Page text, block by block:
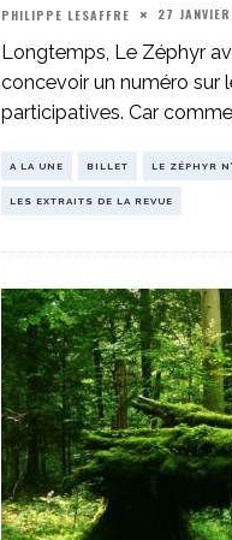
PHILIPPE LESAFFRE 27
Longtemps, Le Zéphyr
concevoir un numéro sur
participatives. Car
A LA UNE BILLET LE ZÉPHYR
LES EXTRAITS DE LA REVUE